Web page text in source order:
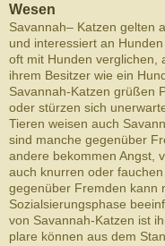
Wesen
Savan­nah– Katzen gel­ten
und inter­essiert an
oft mit Hun­den ver­glichen,
ihrem Besitzer wie ein
Savannah-​Katzen grüßen
oder stürzen sich
Tieren weisen auch
sind manche gegenüber
andere bekom­men Angst,
auch knur­ren oder
gegenüber Frem­den kann
Sozialsierungsphase
von Savannah-​Katzen ist
plare kön­nen aus dem